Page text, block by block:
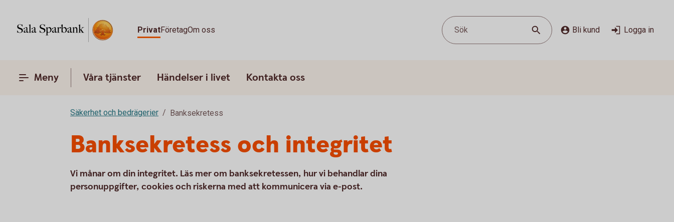
PrivatFöretagOm oss Sök Bli kund Logga in
Meny Våra tjänster Händelser i livet Kontakta oss
Säkerhet och bedrägerier Banksekretess
Banksekretess och integritet
Vi månar om din integritet. Läs mer om banksekretessen, hur vi behandlar dina
personuppgifter, cookies och riskerna med att kommunicera via e-post.